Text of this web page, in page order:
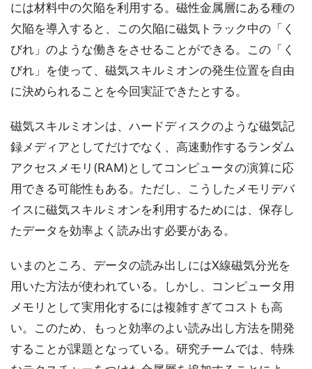
には材料中の欠陥を利用する。磁性金属層にある種の
欠陥を導入すると、この欠陥に磁気トラック中の「く
びれ」のような働きをさせることができる。この「く
びれ」を使って、磁気スキルミオンの発生位置を自由
に決められることを今回実証できたとする。
磁気スキルミオンは、ハードディスクのような磁気記
録メディアとしてだけでなく、高速動作するランダム
アクセスメモリ(RAM)としてコンピュータの演算に応
用できる可能性もある。ただし、こうしたメモリデバ
イスに磁気スキルミオンを利用するためには、保存し
たデータを効率よく読み出す必要がある。
いまのところ、データの読み出しにはX線磁気分光を
用いた方法が使われている。しかし、コンピュータ用
メモリとして実用化するには複雑すぎてコストも高
い。このため、もっと効率のよい読み出し方法を開発
することが課題となっている。研究チームでは、特殊